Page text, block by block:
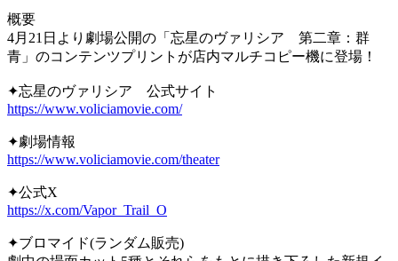
概要
4月21日より劇場公開の「忘星のヴァリシア 第二章：群
青」のコンテンツプリントが店内マルチコピー機に登場！
✦忘星のヴァリシア 公式サイト
https://www.voliciamovie.com/
✦劇場情報
https://www.voliciamovie.com/theater
✦公式X
https://x.com/Vapor_Trail_O
✦ブロマイド(ランダム販売)